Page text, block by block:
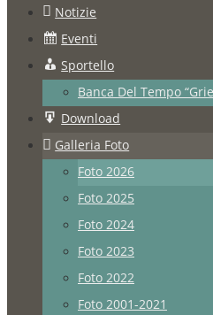
contenuto
Notizie
Eventi
Sportello
Banca Del Tempo
Download
Galleria Foto
Foto 2026
Foto 2025
Foto 2024
Foto 2023
Foto 2022
Foto 2001-2021